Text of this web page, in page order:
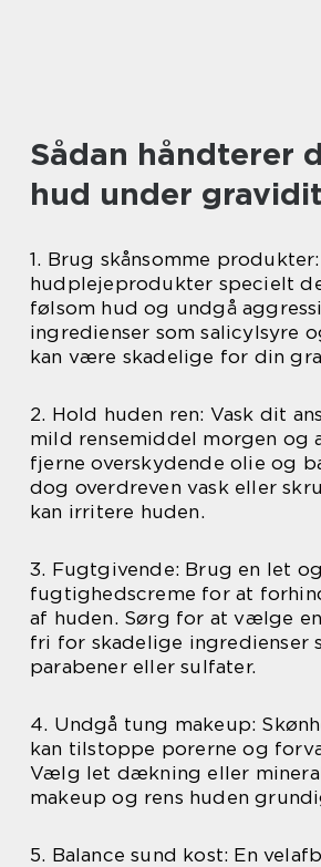
Sådan håndterer
hud under
1. Brug skånsomme
hudplejeprodukter specielt
følsom hud og undgå
ingredienser som salicylsyre
kan være skadelige for din
2. Hold huden ren: Vask dit
mild rensemiddel morgen og
fjerne overskydende olie og
dog overdreven vask eller
kan irritere huden.
3. Fugtgivende: Brug en let
fugtighedscreme for at
af huden. Sørg for at vælge
fri for skadelige ingredienser
parabener eller sulfater.
4. Undgå tung makeup:
kan tilstoppe porerne og
Vælg let dækning eller
makeup og rens huden
5. Balance sund kost: En